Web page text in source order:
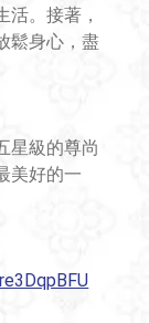
。接著，
鬆身心，盡
星級的尊尚
美好的一